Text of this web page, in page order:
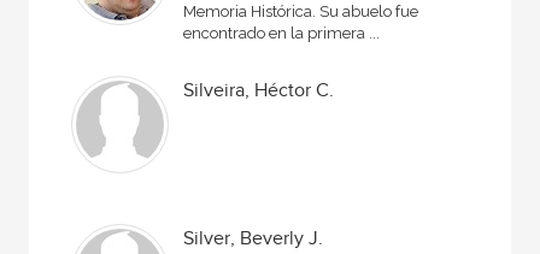
Memoria Histórica. Su abuelo fue
encontrado en la primera ...
Silveira, Héctor C.
Silver, Beverly J.